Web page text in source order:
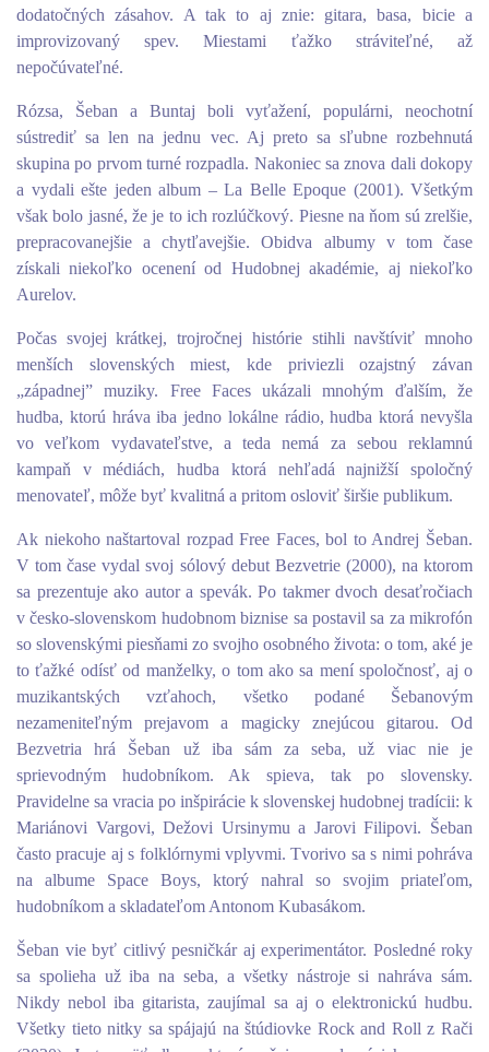
dodatočných zásahov. A tak to aj znie: gitara, basa, bicie a
improvizovaný spev. Miestami ťažko stráviteľné, až
nepočúvateľné.
Rózsa, Šeban a Buntaj boli vyťažení, populárni, neochotní
sústrediť sa len na jednu vec. Aj preto sa sľubne rozbehnutá
skupina po prvom turné rozpadla. Nakoniec sa znova dali dokopy
a vydali ešte jeden album – La Belle Epoque (2001). Všetkým
však bolo jasné, že je to ich rozlúčkový. Piesne na ňom sú zrelšie,
prepracovanejšie a chytľavejšie. Obidva albumy v tom čase
získali niekoľko ocenení od Hudobnej akadémie, aj niekoľko
Aurelov.
Počas svojej krátkej, trojročnej histórie stihli navštíviť mnoho
menších slovenských miest, kde priviezli ozajstný závan
„západnej” muziky. Free Faces ukázali mnohým ďalším, že
hudba, ktorú hráva iba jedno lokálne rádio, hudba ktorá nevyšla
vo veľkom vydavateľstve, a teda nemá za sebou reklamnú
kampaň v médiách, hudba ktorá nehľadá najnižší spoločný
menovateľ, môže byť kvalitná a pritom osloviť širšie publikum.
Ak niekoho naštartoval rozpad Free Faces, bol to Andrej Šeban.
V tom čase vydal svoj sólový debut Bezvetrie (2000), na ktorom
sa prezentuje ako autor a spevák. Po takmer dvoch desaťročiach
v česko-slovenskom hudobnom biznise sa postavil sa za mikrofón
so slovenskými piesňami zo svojho osobného života: o tom, aké je
to ťažké odísť od manželky, o tom ako sa mení spoločnosť, aj o
muzikantských vzťahoch, všetko podané Šebanovým
nezameniteľným prejavom a magicky znejúcou gitarou. Od
Bezvetria hrá Šeban už iba sám za seba, už viac nie je
sprievodným hudobníkom. Ak spieva, tak po slovensky.
Pravidelne sa vracia po inšpirácie k slovenskej hudobnej tradícii: k
Mariánovi Vargovi, Dežovi Ursinymu a Jarovi Filipovi. Šeban
často pracuje aj s folklórnymi vplyvmi. Tvorivo sa s nimi pohráva
na albume Space Boys, ktorý nahral so svojim priateľom,
hudobníkom a skladateľom Antonom Kubasákom.
Šeban vie byť citlivý pesničkár aj experimentátor. Posledné roky
sa spolieha už iba na seba, a všetky nástroje si nahráva sám.
Nikdy nebol iba gitarista, zaujímal sa aj o elektronickú hudbu.
Všetky tieto nitky sa spájajú na štúdiovke Rock and Roll z Rači